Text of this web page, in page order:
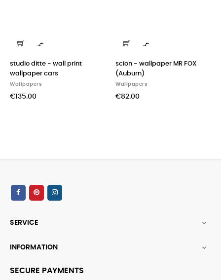

studio ditte - wall print
wallpaper cars
Wallpapers
€135.00

scion - wallpaper MR FOX
(Auburn)
Wallpapers
€82.00
SERVICE 
INFORMATION 
SECURE PAYMENTS